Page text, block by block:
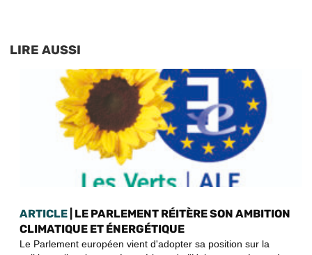
LIRE AUSSI
ARTICLE | LE PARLEMENT RÉITÈRE SON AMBITION
CLIMATIQUE ET ÉNERGÉTIQUE
Le Parlement européen vient d'adopter sa position sur la